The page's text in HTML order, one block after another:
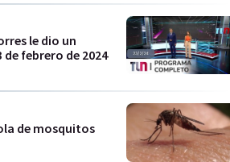
le dio un
febrero de 2024
de mosquitos